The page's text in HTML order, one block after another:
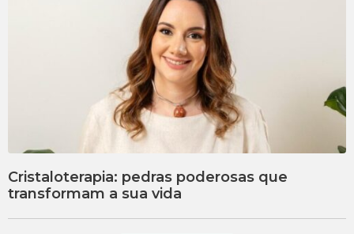
Cristaloterapia: pedras poderosas que
transformam a sua vida